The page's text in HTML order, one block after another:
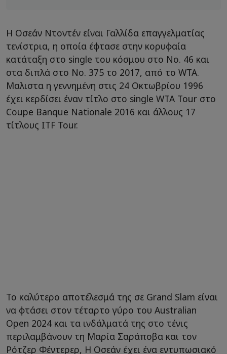
H Οσεάν Ντοντέν είναι Γαλλίδα επαγγελματίας
τενίστρια, η οποία έφτασε στην κορυφαία
κατάταξη στο single του κόσμου στο Νο. 46 και
στα διπλά στο Νο. 375 το 2017, από το WTA.
Μαλιστα η γεννημένη στις 24 Οκτωβρίου 1996
έχει κερδίσει έναν τίτλο στο single WTA Tour στο
Coupe Banque Nationale 2016 και άλλους 17
τίτλους ITF Tour.
Το καλύτερο αποτέλεσμά της σε Grand Slam είναι
να φτάσει στον τέταρτο γύρο του Australian
Open 2024 και τα ινδάλματά της στο τένις
περιλαμβάνουν τη Μαρία Σαράποβα και τον
Ρότζερ Φέντερερ, Η Οσεάν έχει ένα εντυπωσιακό